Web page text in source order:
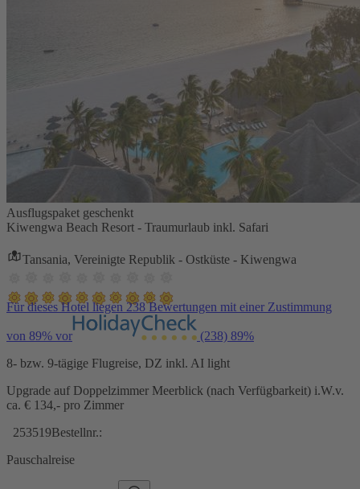
Ausflugspaket geschenkt
Kiwengwa Beach Resort - Traumurlaub inkl. Safari
Tansania, Vereinigte Republik - Ostküste - Kiwengwa
Für dieses Hotel liegen 238 Bewertungen mit einer Zustimmung
von 89% vor (238) 89%
8- bzw. 9-tägige Flugreise, DZ inkl. AI light
Upgrade auf Doppelzimmer Meerblick (nach Verfügbarkeit) i.W.v.
ca. € 134,- pro Zimmer
253519Bestellnr.:
Pauschalreise